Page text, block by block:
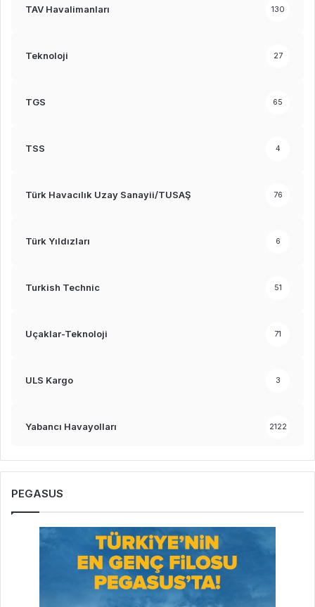
TAV Havalimanları 130
Teknoloji 27
TGS 65
TSS 4
Türk Havacılık Uzay Sanayii/TUSAŞ 76
Türk Yıldızları 6
Turkish Technic 51
Uçaklar-Teknoloji 71
ULS Kargo 3
Yabancı Havayolları 2122
PEGASUS